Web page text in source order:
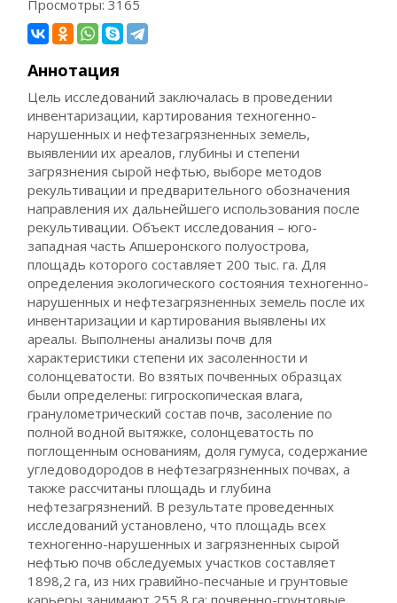
Просмотры:3165
Аннотация
Цель исследований заключалась в проведении
инвентаризации, картирования техногенно-
нарушенных и нефтезагрязненных земель,
выявлении их ареалов, глубины и степени
загрязнения сырой нефтью, выборе методов
рекультивации и предварительного обозначения
направления их дальнейшего использования после
рекультивации. Объект исследования – юго-
западная часть Апшеронского полуострова,
площадь которого составляет 200 тыс. га. Для
определения экологического состояния техногенно-
нарушенных и нефтезагрязненных земель после их
инвентаризации и картирования выявлены их
ареалы. Выполнены анализы почв для
характеристики степени их засоленности и
солонцеватости. Во взятых почвенных образцах
были определены: гигроскопическая влага,
гранулометрический состав почв, засоление по
полной водной вытяжке, солонцеватость по
поглощенным основаниям, доля гумуса, содержание
угледоводородов в нефтезагрязненных почвах, а
также рассчитаны площадь и глубина
нефтезагрязнений. В результате проведенных
исследований установлено, что площадь всех
техногенно-нарушенных и загрязненных сырой
нефтью почв обследуемых участков составляет
1898,2 га, из них гравийно-песчаные и грунтовые
карьеры занимают 255,8 га; почвенно-грунтовые